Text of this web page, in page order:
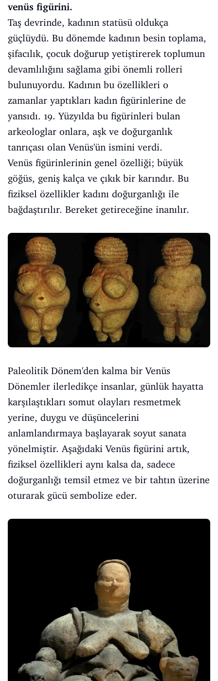
venüs figürini.
Taş devrinde, kadının statüsü oldukça
güçlüydü. Bu dönemde kadının besin toplama,
şifacılık, çocuk doğurup yetiştirerek toplumun
devamlılığını sağlama gibi önemli rolleri
bulunuyordu. Kadının bu özellikleri o
zamanlar yaptıkları kadın figürinlerine de
yansıdı. 19. Yüzyılda bu figürinleri bulan
arkeologlar onlara, aşk ve doğurganlık
tanrıçası olan Venüs'ün ismini verdi.
Venüs figürinlerinin genel özelliği; büyük
göğüs, geniş kalça ve çıkık bir karındır. Bu
fiziksel özellikler kadını doğurganlığı ile
bağdaştırılır. Bereket getireceğine inanılır.
Paleolitik Dönem'den kalma bir Venüs
Dönemler ilerledikçe insanlar, günlük hayatta
karşılaştıkları somut olayları resmetmek
yerine, duygu ve düşüncelerini
anlamlandırmaya başlayarak soyut sanata
yönelmiştir. Aşağıdaki Venüs figürini artık,
fiziksel özellikleri aynı kalsa da, sadece
doğurganlığı temsil etmez ve bir tahtın üzerine
oturarak gücü sembolize eder.